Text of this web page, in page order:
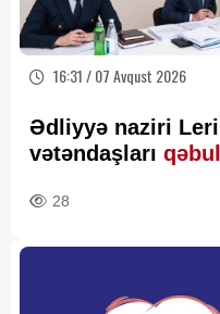
16:31 / 07 Avqust 2026
Ədliyyə naziri
vətəndaşları
28